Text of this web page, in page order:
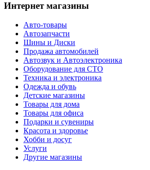
Интернет магазины
Авто-товары
Автозапчасти
Шины и Диски
Продажа автомобилей
Автозвук и Автоэлектроника
Оборудование для СТО
Техника и электроника
Одежда и обувь
Детские магазины
Товары для дома
Товары для офиса
Подарки и сувениры
Красота и здоровье
Хобби и досуг
Услуги
Другие магазины